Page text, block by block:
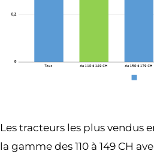
Les tracteurs les plus vendus
la gamme des 110 à 149 CH